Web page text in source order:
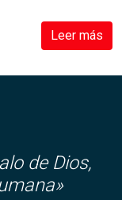
Leer más
de Dios,